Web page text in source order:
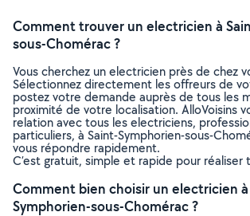
Comment trouver un electricien à
sous-Chomérac ?
Vous cherchez un electricien près de chez
Sélectionnez directement les offreurs de
postez votre demande auprès de tous les
proximité de votre localisation. AlloVoisins
relation avec tous les electriciens,
particuliers, à Saint-Symphorien-sous-
vous répondre rapidement.
C’est gratuit, simple et rapide pour réaliser
Comment bien choisir un electricien
Symphorien-sous-Chomérac ?